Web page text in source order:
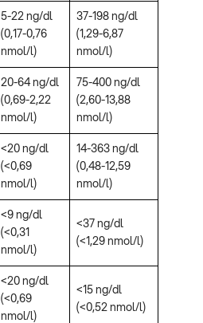
5-22 ng/dl
(0,17-0,76
nmol/l)
37-198 ng/dl
(1,29-6,87
nmol/l)
20-64 ng/dl
(0,69-2,22
nmol/l)
75-400 ng/dl
(2,60-13,88
nmol/l)
<20 ng/dl
(<0,69
nmol/l)
14-363 ng/dl
(0,48-12,59
nmol/l)
<9 ng/dl
(<0,31
nmol/l)
<37 ng/dl
(<1,29 nmol/l)
<20 ng/dl
(<0,69
nmol/l)
<15 ng/dl
(<0,52 nmol/l)